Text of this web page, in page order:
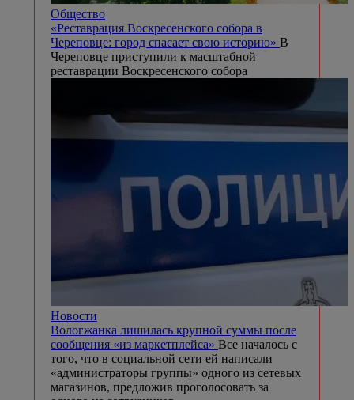
Общество
«Реставрация Воскресенского собора в
Череповце: город спасает свою историю» В
Череповце приступили к масштабной
реставрации Воскресенского собора
Новости
Вологжанка лишилась крупной суммы после
сообщения «из маркетплейса» Все началось с
того, что в социальной сети ей написали
«администраторы группы» одного из сетевых
магазинов, предложив проголосовать за